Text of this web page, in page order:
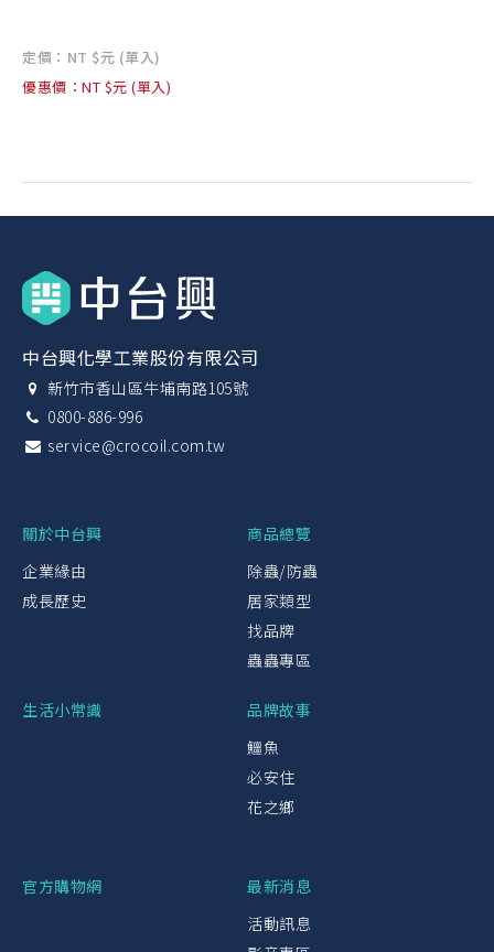
定價：NT $元 (單入)
優惠價：NT $元 (單入)
中台興化學工業股份有限公司
新竹市香山區牛埔南路105號
0800-886-996
service@crocoil.com.tw
關於中台興
企業緣由
成長歷史
商品總覽
除蟲/防蟲
居家類型
找品牌
蟲蟲專區
生活小常識
品牌故事
鱷魚
必安住
花之鄉
官方購物網
最新消息
活動訊息